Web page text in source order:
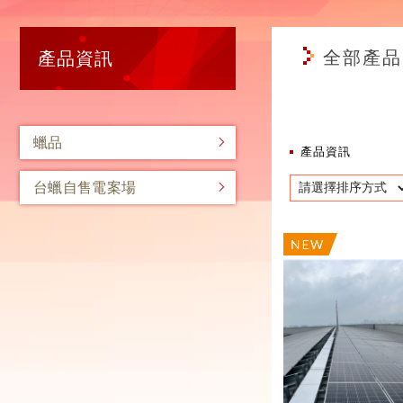
產品資訊
蠟品
台蠟自售電案場
全部產
產品資訊